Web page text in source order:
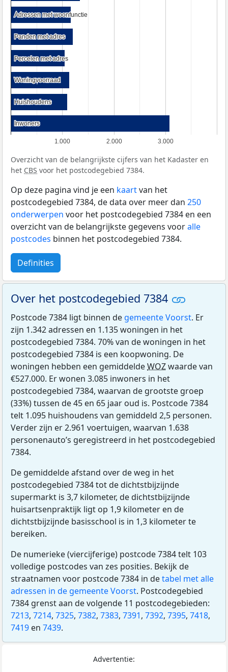
1.000 2.000 3.000
Adressen met woonfunctie
Adressen met woonfunctie
Panden met adres
Panden met adres
Percelen met adres
Percelen met adres
Woningvoorraad
Woningvoorraad
Huishoudens
Huishoudens
Inwoners
Inwoners
Overzicht van de belangrijkste cijfers van het Kadaster en
het CBS voor het postcodegebied 7384.
Op deze pagina vind je een kaartvan het
postcodegebied 7384, de data over meer dan 250
onderwerpen voor het postcodegebied 7384 en een
overzicht van de belangrijkste gegevens vooralle
postcodes binnen het postcodegebied 7384.
Definities
Over het postcodegebied 7384
Postcode 7384 ligt binnen de gemeente Voorst. Er
zijn 1.342 adressen en 1.135 woningen in het
postcodegebied 7384. 70% van de woningen in het
postcodegebied 7384 is een koopwoning. De
woningen hebben een gemiddeldeWOZwaarde van
€527.000. Er wonen 3.085 inwoners in het
postcodegebied 7384, waarvan de grootste groep
(33%) tussen de 45 en 65 jaar oud is. Postcode 7384
telt 1.095 huishoudens van gemiddeld 2,5 personen.
Verder zijn er 2.961 voertuigen, waarvan 1.638
personenauto’s geregistreerd in het postcodegebied
7384.
De gemiddelde afstand over de weg in het
postcodegebied 7384 tot de dichtstbijzijnde
supermarkt is 3,7 kilometer, de dichtstbijzijnde
huisartsenpraktijk ligt op 1,9 kilometer en de
dichtstbijzijnde basisschool is in 1,3 kilometer te
bereiken.
De numerieke (viercijferige) postcode 7384 telt 103
volledige postcodes van zes posities. Bekijk de
straatnamen voor postcode 7384 in detabel met alle
adressen in de gemeente Voorst. Postcodegebied
7384 grenst aan de volgende 11 postcodegebieden:
7213, 7214, 7325, 7382, 7383, 7391, 7392, 7395, 7418,
7419 en 7439.
Advertentie: